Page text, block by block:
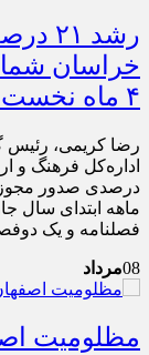
رشد
۴ ماه نخست سال
رضا کریمی، رئیس
فصلنامه و یک
08مرداد
مظلومیت